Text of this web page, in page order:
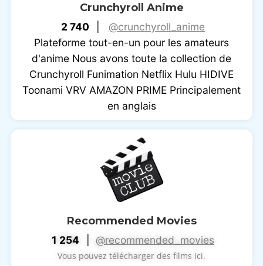
Crunchyroll Anime
2 740
@crunchyroll_anime
Plateforme tout-en-un pour les amateurs
d'anime Nous avons toute la collection de
Crunchyroll Funimation Netflix Hulu HIDIVE
Toonami VRV AMAZON PRIME Principalement
en anglais
Recommended Movies
1 254 @recommended_movies
Vous pouvez télécharger des films ici.